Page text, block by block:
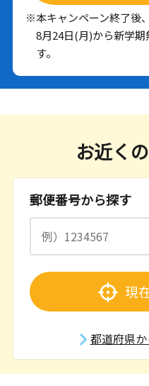
※本キャンペーン終了後、
8月24日(月)から新学
す。
お近く
郵便番号から探す
現
都道府県